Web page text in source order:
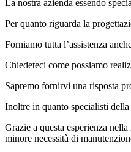
La nostra azienda essendo
Per quanto riguarda la
Forniamo tutta l’assistenza
Chiedeteci come possiamo
Sapremo fornirvi una risposta
Inoltre in quanto specialisti della
Grazie a questa esperienza
minore necessità di